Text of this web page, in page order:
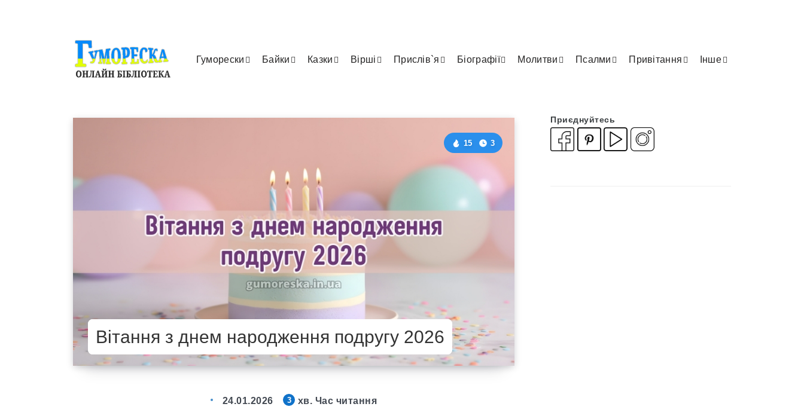
Гуморески Байки Казки Вірші Прислів`я Біографії Молитви Псалми Привітання Інше
Вітання з днем народження подругу 2026
15 3
24.01.2026 3 хв. Час читання
Приєднуйтесь